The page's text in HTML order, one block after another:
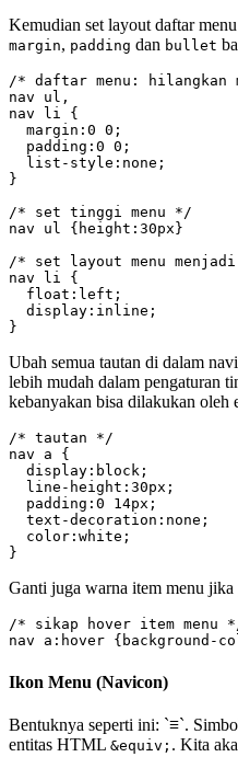
Kemudian set layout daftar
margin, padding dan bullet
/* daftar menu: hilangkan
nav ul,
nav li {
  margin:0 0;
  padding:0 0;
  list-style:none;
}
/* set tinggi menu */
nav ul {height:30px}
/* set layout menu
nav li {
  float:left;
  display:inline;
}
Ubah semua tautan di dalam
lebih mudah dalam pengaturan
kebanyakan bisa dilakukan oleh
/* tautan */
nav a {
  display:block;
  line-height:30px;
  padding:0 14px;
  text-decoration:none;
  color:white;
}
Ganti juga warna item menu jika
/* sikap hover item menu
nav a:hover {background-
Ikon Menu (Navicon)
Bentuknya seperti ini: `≡`.
entitas HTML &equiv; . Kita